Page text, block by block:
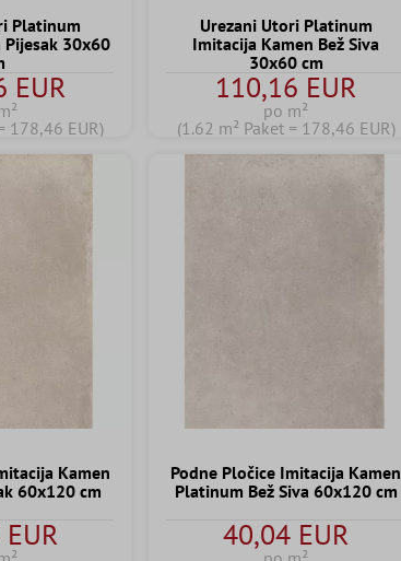
Platinum
30x60
EUR
178,46 EUR)
Urezani Utori Platinum
Imitacija Kamen Bež Siva
30x60 cm
110,16 EUR
po m²
(1.62 m² Paket = 178,46 EUR)
Kamen
60x120 cm
Podne Pločice Imitacija Kamen
Platinum Bež Siva 60x120 cm
40,04 EUR